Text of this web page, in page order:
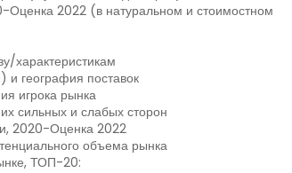
2022 (в натуральном и стоимостном
характеристикам
география поставок
игрока рынка
сильных и слабых сторон
2020-Оценка 2022
объема рынка
ТОП-20: